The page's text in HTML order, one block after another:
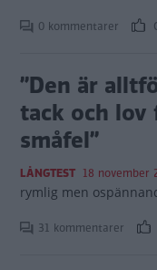
0 kommentarer
”Den är
tack och lov
småfel”
LÅNGTEST 18 november
rymlig men
31 kommentarer